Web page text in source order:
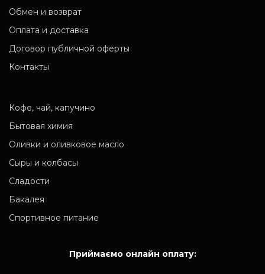
Обмен и возврат
Оплата и доставка
Договор публичной оферты
Контакты
Кофе, чай, капучино
Бытовая химия
Оливки и оливковое масло
Сыры и колбасы
Сладости
Бакалея
Спортивное питание
Приймаємо онлайн оплату: